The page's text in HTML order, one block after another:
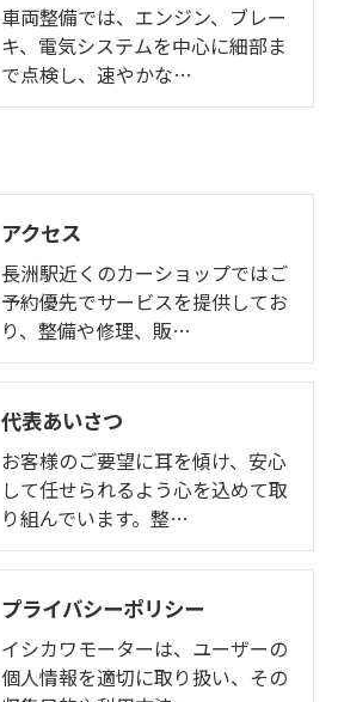
車両整備では、エンジン、ブレー
キ、電気システムを中心に細部ま
で点検し、速やかな…
アクセス
長洲駅近くのカーショップではご
予約優先でサービスを提供してお
り、整備や修理、販…
代表あいさつ
お客様のご要望に耳を傾け、安心
して任せられるよう心を込めて取
り組んでいます。整…
プライバシーポリシー
イシカワモーターは、ユーザーの
個人情報を適切に取り扱い、その